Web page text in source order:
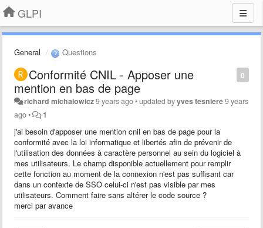
GLPI
General Questions
0
Conformité CNIL - Apposer une
mention en bas de page
richard michalowicz9 years ago•updated byyves tesniere9 years
ago• 1
j'ai besoin d'apposer une mention cnil en bas de page pour la
conformité avec la loi informatique et libertés afin de prévenir de
l'utilisation des données à caractère personnel au sein du logiciel à
mes utilisateurs. Le champ disponible actuellement pour remplir
cette fonction au moment de la connexion n'est pas suffisant car
dans un contexte de SSO celui-ci n'est pas visible par mes
utilisateurs. Comment faire sans altérer le code source ?
merci par avance